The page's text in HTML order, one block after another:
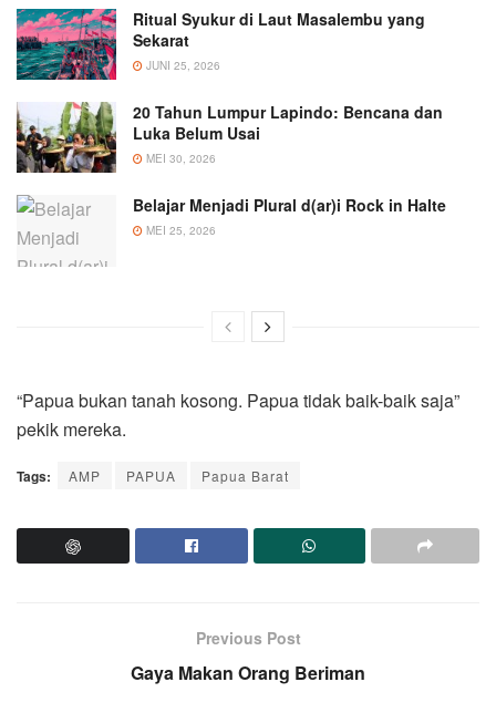
Ritual Syukur di Laut Masalembu yang
Sekarat
JUNI 25, 2026
20 Tahun Lumpur Lapindo: Bencana dan
Luka Belum Usai
MEI 30, 2026
Belajar Menjadi Plural d(ar)i Rock in Halte
MEI 25, 2026
“Papua bukan tanah kosong. Papua tidak baik-baik saja”
pekik mereka.
Tags: AMP PAPUA Papua Barat
Previous Post
Gaya Makan Orang Beriman